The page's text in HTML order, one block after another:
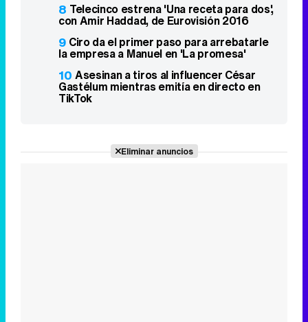
8 Telecinco estrena 'Una receta para dos',
con Amir Haddad, de Eurovisión 2016
9 Ciro da el primer paso para arrebatarle
la empresa a Manuel en 'La promesa'
10 Asesinan a tiros al influencer César
Gastélum mientras emitía en directo en
TikTok
Eliminar anuncios